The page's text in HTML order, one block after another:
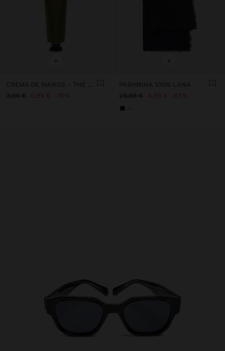
+
CREMA DE MANOS - THE MOON
3,99 €
0,99 € 75%
+
PASHMINA 100% LANA
29,99 €
4,99 € 83%